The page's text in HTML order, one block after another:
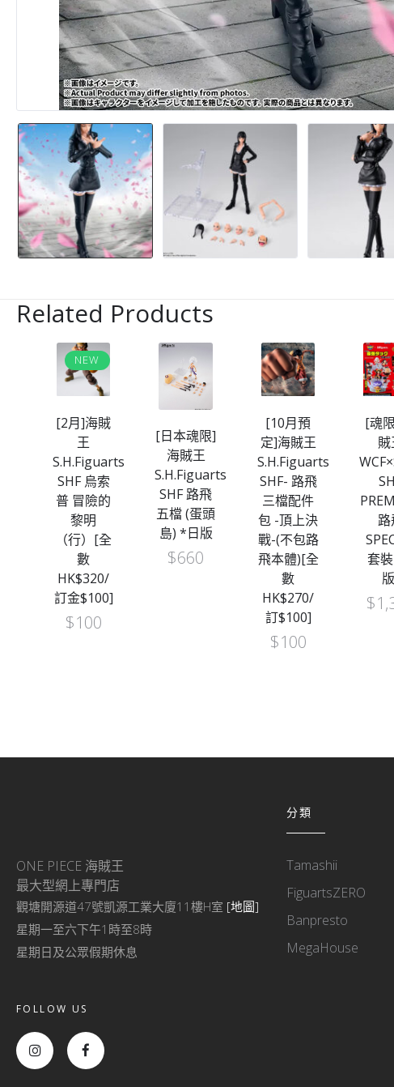
Related Products
NEW
[2月]海賊
王
S.H.Figuarts
SHF 烏索
普 冒險的
黎明
（行）[全
數
HK$320/
訂金$100]
$100
[日本魂限]
海賊王
S.H.Figuarts
SHF 路飛
五檔 (蛋頭
島) *日版
$660
[10月預
定]海賊王
S.H.Figuarts
SHF- 路飛
三檔配件
包 -頂上決
戰-(不包路
飛本體)[全
數
HK$270/
訂$100]
$100
[魂
賊
套
$
ONE PIECE 海賊王
最大型網上專門店
觀塘開源道47號凱源工業大廈11樓H室 [地圖]
星期一至六下午1時至8時
星期日及公眾假期休息
FOLLOW US
分類
Tamashii
FiguartsZERO
Banpresto
MegaHouse